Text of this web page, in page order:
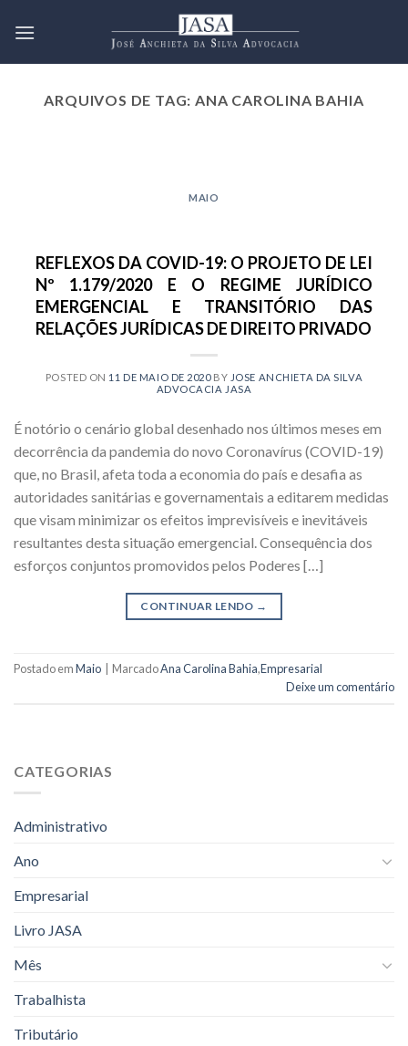
ARQUIVOS DE TAG:ANA CAROLINA BAHIA
SUPERIOR TRIBUNAL DE JUSTIÇA
10 de novembro de 2021
O julgamento do recurso especial nº
1.795.982/SP, iniciado junto à 4ª Turma do
CONTINUAR LENDO→
MAIO
REFLEXOS DA COVID-19: O PROJETO DE LEI
Nº 1.179/2020 E O REGIME JURÍDICO
EMERGENCIAL E TRANSITÓRIO DAS
RELAÇÕES JURÍDICAS DE DIREITO PRIVADO
POSTED ON 11 DE MAIO DE 2020BY JOSE ANCHIETA DA SILVA
ADVOCACIA JASA
É notório o cenário global desenhado nos últimos meses em
decorrência da pandemia do novo Coronavírus (COVID-19)
que, no Brasil, afeta toda a economia do país e desafia as
autoridades sanitárias e governamentais a editarem medidas
que visam minimizar os efeitos imprevisíveis e inevitáveis
resultantes desta situação emergencial. Consequência dos
esforços conjuntos promovidos pelos Poderes […]
CONTINUAR LENDO →
Postado emMaio MarcadoAna Carolina Bahia,Empresarial
Deixe um comentário
CATEGORIAS
Administrativo
Ano
Empresarial
Livro JASA
Mês
Trabalhista
Tributário